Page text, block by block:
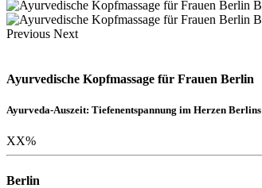
Previous Next
Ayurvedische Kopfmassage für Frauen Berlin
Ayurveda-Auszeit: Tiefenentspannung im Herzen Berlins
XX%
Berlin